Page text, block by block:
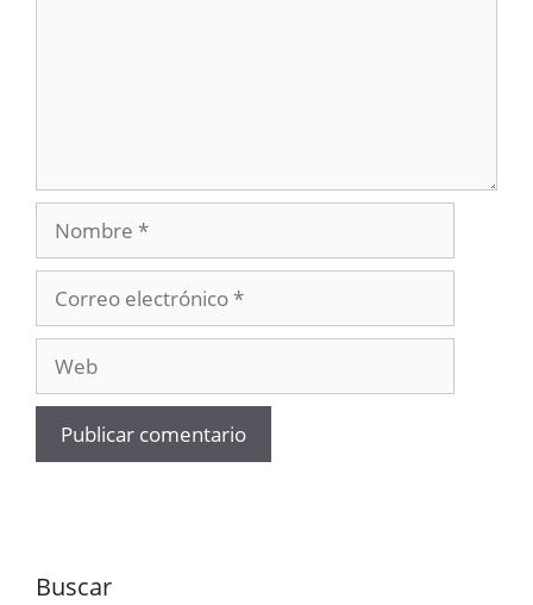
Nombre
electrónico
Buscar